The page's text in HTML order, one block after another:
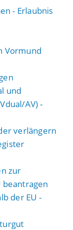
- Erlaubnis
Vormund
und
AV) -
verlängern
zur
der EU -